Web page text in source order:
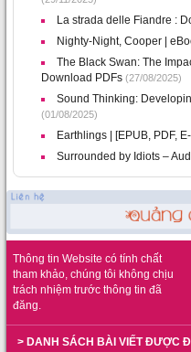
La strada delle Fiandre :
Nighty-Night, Cooper |
The Black Swan: The
Download PDFs (27/08/2025)
Sound Thinking:
(01/08/2025)
Earthlings | [EPUB, PDF,
Surrounded by Idiots –
Thông tin Website có tính chất
tham khảo, chúng tôi không chịu
trách nhiệm trước thông tin đã
đăng.
> DANH SÁCH BÀI VIẾT ĐƯỢC